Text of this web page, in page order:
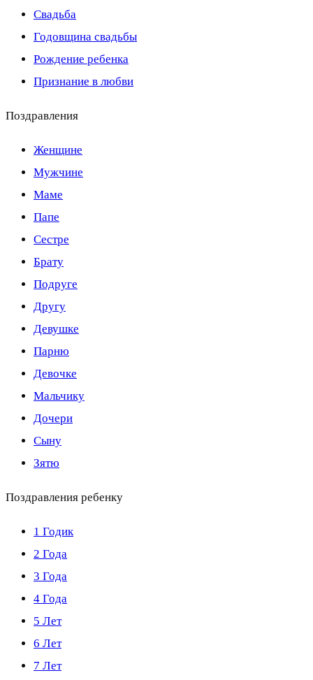
Свадьба
Годовщина свадьбы
Рождение ребенка
Признание в любви
Поздравления
Женщине
Мужчине
Маме
Папе
Сестре
Брату
Подруге
Другу
Девушке
Парню
Девочке
Мальчику
Дочери
Сыну
Зятю
Поздравления ребенку
1 Годик
2 Года
3 Года
4 Года
5 Лет
6 Лет
7 Лет